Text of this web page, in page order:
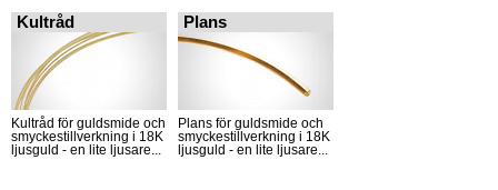
Kultråd
Kultråd för guldsmide och
smyckestillverkning i 18K
ljusguld - en lite ljusare...
Plans
Plans för guldsmide och
smyckestillverkning i 18K
ljusguld - en lite ljusare...